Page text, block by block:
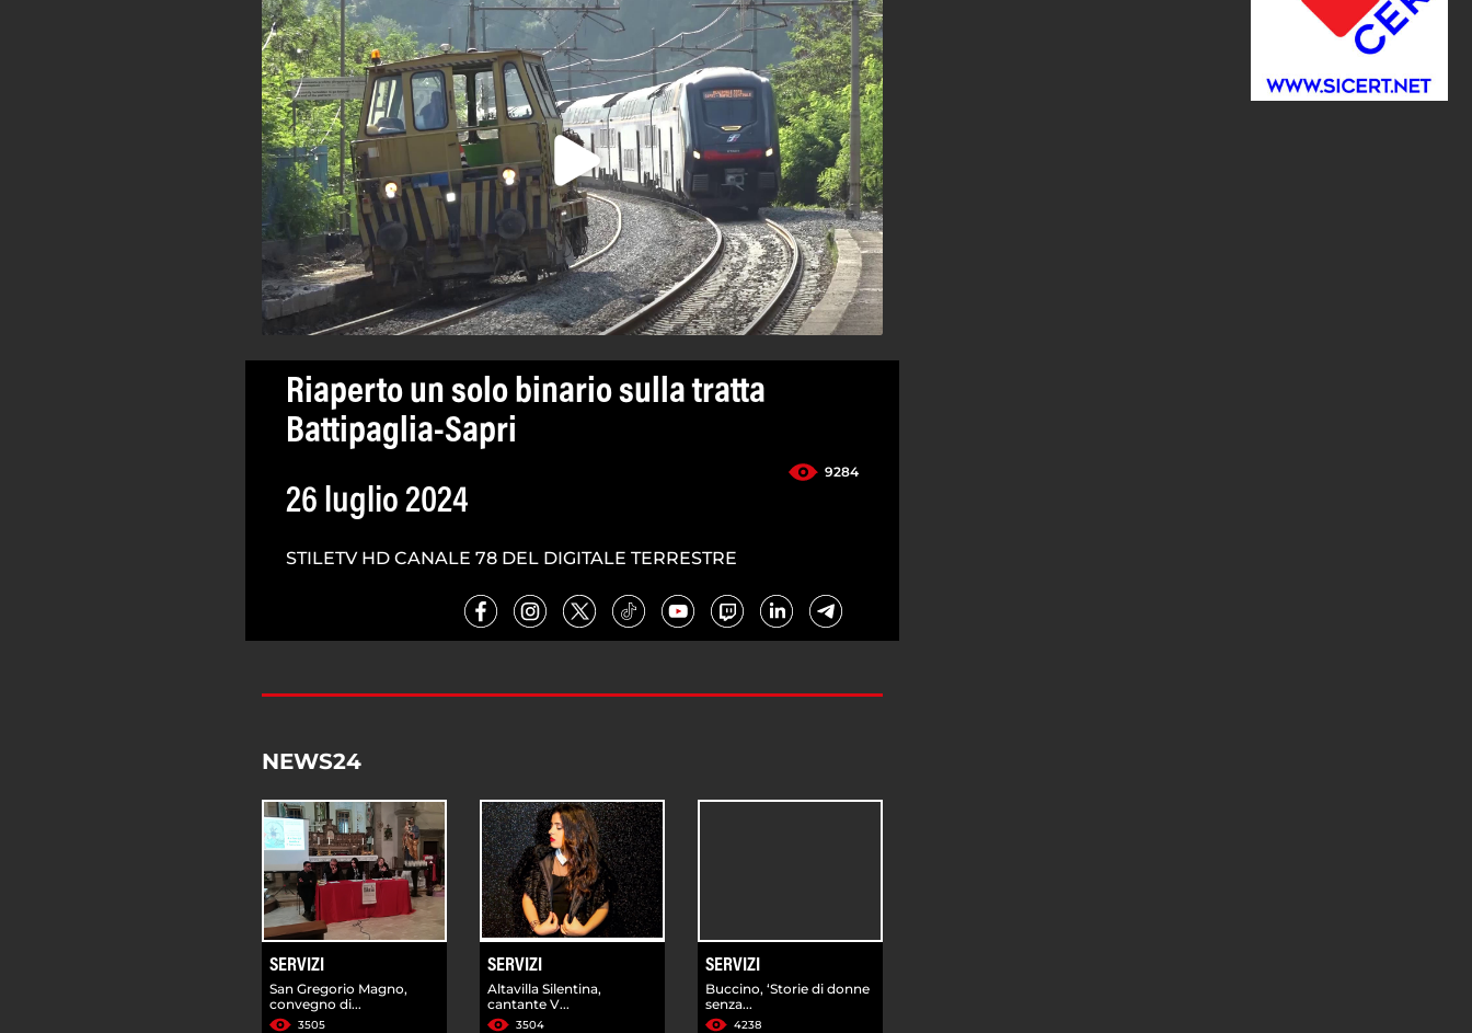
Riaperto un solo binario sulla tratta
Battipaglia-Sapri
9284
26 luglio 2024
STILETV HD CANALE 78 DEL DIGITALE TERRESTRE
NEWS24
SERVIZI
San Gregorio Magno,
convegno di...
3505
SERVIZI
Altavilla Silentina,
cantante V...
3504
SERVIZI
Buccino, ‘Storie di donne
senza...
4238